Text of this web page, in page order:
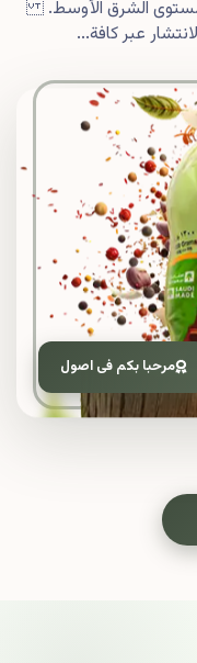
مرحبا بكم فى اصول
مستوى الشرق الأوسط.
عبر كافة...